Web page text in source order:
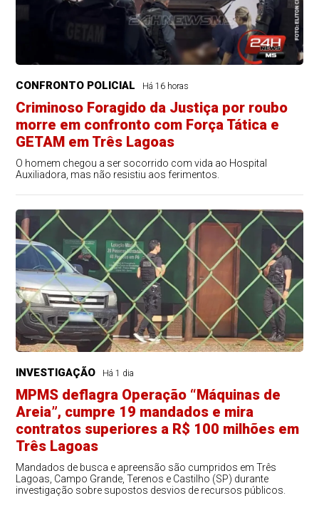
CONFRONTO POLICIAL Há 16 horas
Criminoso Foragido da Justiça por roubo
morre em confronto com Força Tática e
GETAM em Três Lagoas
O homem chegou a ser socorrido com vida ao Hospital
Auxiliadora, mas não resistiu aos ferimentos.
INVESTIGAÇÃO Há 1 dia
MPMS deflagra Operação “Máquinas de
Areia”, cumpre 19 mandados e mira
contratos superiores a R$ 100 milhões em
Três Lagoas
Mandados de busca e apreensão são cumpridos em Três
Lagoas, Campo Grande, Terenos e Castilho (SP) durante
investigação sobre supostos desvios de recursos públicos.